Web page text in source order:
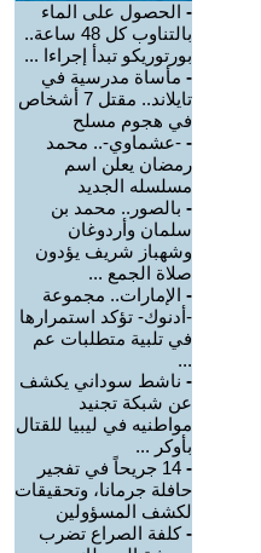
- الحصول على الماء
بالتناوب كل 48 ساعة..
بورتوريكو تبدأ إجراءا ...
- مأساة مدرسية في
تايلاند.. مقتل 7 أشخاص
في هجوم مسلح
- -عشماوي-.. محمد
رمضان يعلن اسم
مسلسله الجديد
- بالصور.. محمد بن
سلمان وأردوغان
وشهباز شريف يؤدون
صلاة الجمع ...
- الإمارات.. مجموعة
-أدنوك- تؤكد استمرارها
في تلبية متطلبات عم
...
- ناشط سوداني يكشف
عن شبكة تجنيد
مواطنيه في ليبيا للقتال
بأوكر ...
-
14 جريحاً في تفجير
حافلة جرمانا، وتحقيقات
لكشف المسؤولين
-كلفة الصراع تضرب